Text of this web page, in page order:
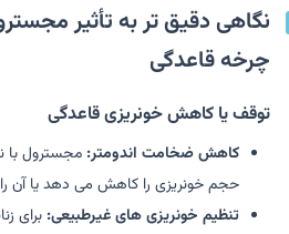
نگاهی دقیق تر به تأثیر
چرخه قاعدگی
توقف یا کاهش خونریزی قاعدگی
کاهش ضخامت اندومتر: مجسترول با
حجم خونریزی را کاهش می دهد یا آن
تنظیم خونریزی های غیرطبیعی: برای